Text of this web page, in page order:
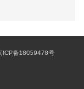
ICP备18059478号